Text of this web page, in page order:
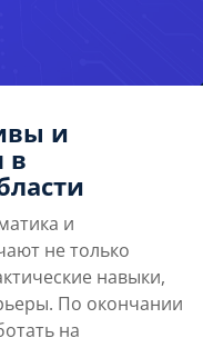
и
в
и
не только
навыки,
По окончании
на